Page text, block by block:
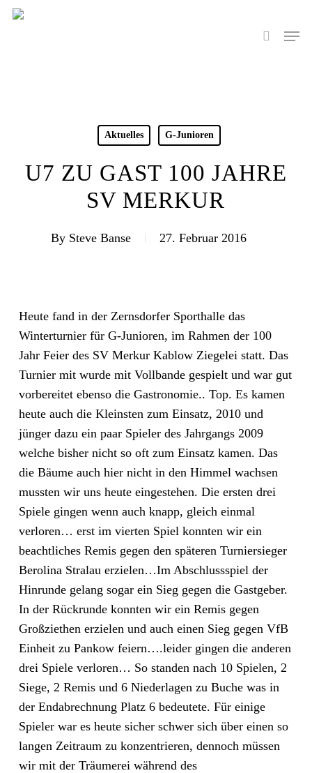
Skip
search
Menu
Aktuelles G-Junioren
U7 ZU GAST 100 JAHRE
SV MERKUR
By Steve Banse 27. Februar 2016
Heute fand in der Zernsdorfer Sporthalle das
Winterturnier für G-Junioren, im Rahmen der 100
Jahr Feier des SV Merkur Kablow Ziegelei statt. Das
Turnier mit wurde mit Vollbande gespielt und war gut
vorbereitet ebenso die Gastronomie.. Top. Es kamen
heute auch die Kleinsten zum Einsatz, 2010 und
jünger dazu ein paar Spieler des Jahrgangs 2009
welche bisher nicht so oft zum Einsatz kamen. Das
die Bäume auch hier nicht in den Himmel wachsen
mussten wir uns heute eingestehen. Die ersten drei
Spiele gingen wenn auch knapp, gleich einmal
verloren… erst im vierten Spiel konnten wir ein
beachtliches Remis gegen den späteren Turniersieger
Berolina Stralau erzielen…Im Abschlussspiel der
Hinrunde gelang sogar ein Sieg gegen die Gastgeber.
In der Rückrunde konnten wir ein Remis gegen
Großziethen erzielen und auch einen Sieg gegen VfB
Einheit zu Pankow feiern….leider gingen die anderen
drei Spiele verloren… So standen nach 10 Spielen, 2
Siege, 2 Remis und 6 Niederlagen zu Buche was in
der Endabrechnung Platz 6 bedeutete. Für einige
Spieler war es heute sicher schwer sich über einen so
langen Zeitraum zu konzentrieren, dennoch müssen
wir mit der Träumerei während des